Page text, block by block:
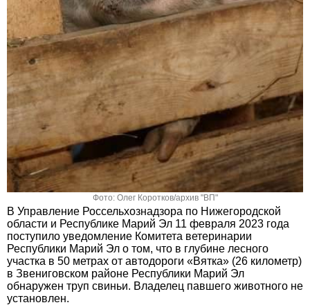
Фото: Олег Коротков/архив "ВП"
В Управление Россельхознадзора по Нижегородской
области и Республике Марий Эл 11 февраля 2023 года
поступило уведомление Комитета ветеринарии
Республики Марий Эл о том, что в глубине лесного
участка в 50 метрах от автодороги «Вятка» (26 километр)
в Звениговском районе Республики Марий Эл
обнаружен труп свиньи. Владелец павшего животного не
установлен.